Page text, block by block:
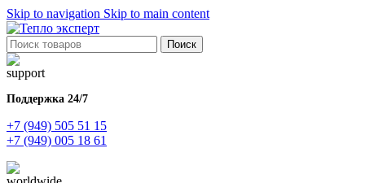
Skip to navigation Skip to main content
Поиск
Поддержка 24/7
+7 (949) 505 51 15
+7 (949) 005 18 61